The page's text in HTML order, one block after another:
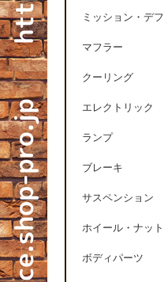
ミッション・デフ
マフラー
クーリング
エレクトリック
ランプ
ブレーキ
サスペンション
ホイール・ナット
ボディパーツ